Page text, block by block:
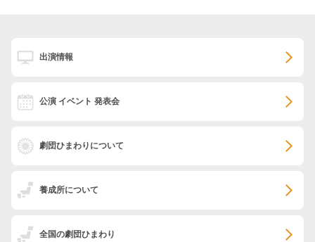
出演情報
公演 イベント 発表会
劇団ひまわりについて
養成所について
全国の劇団ひまわり